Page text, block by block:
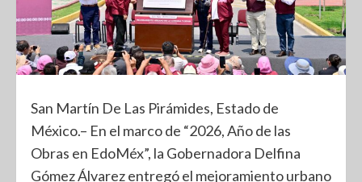
San Martín De Las Pirámides, Estado de
México.– En el marco de “2026, Año de las
Obras en EdoMéx”, la Gobernadora Delfina
Gómez Álvarez entregó el mejoramiento urbano